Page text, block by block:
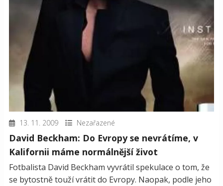
13. 11. 2009 Nezařazené
David Beckham: Do Evropy se nevrátíme, v
Kalifornii máme normálnější život
Fotbalista David Beckham vyvrátil spekulace o tom, že
se bytostně touží vrátit do Evropy. Naopak, podle jeho